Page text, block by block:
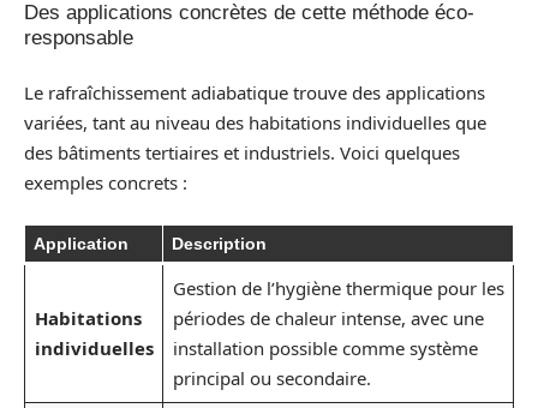
Des applications concrètes de cette méthode éco-
responsable
Le rafraîchissement adiabatique trouve des applications
variées, tant au niveau des habitations individuelles que
des bâtiments tertiaires et industriels. Voici quelques
exemples concrets :
Application Description
Habitations
individuelles
Gestion de l’hygiène thermique pour les
périodes de chaleur intense, avec une
installation possible comme système
principal ou secondaire.